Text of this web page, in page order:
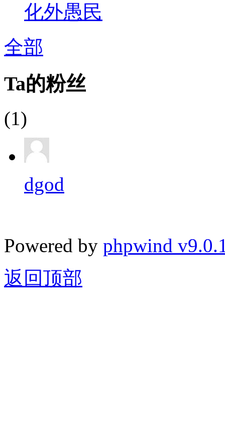
化外愚民
全部
Ta的粉丝
(1)
dgod
Powered by phpwind
返回顶部